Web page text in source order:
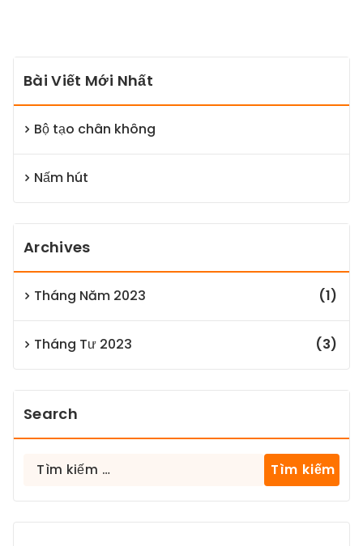
Bài Viết Mới Nhất
Bộ tạo chân không
Nấm hút
Archives
Tháng Năm 2023 (1)
Tháng Tư 2023 (3)
Search
Tìm